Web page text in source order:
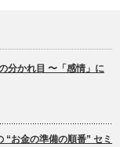
分かれ目 〜「感情」に
“お金の準備の順番” セミ